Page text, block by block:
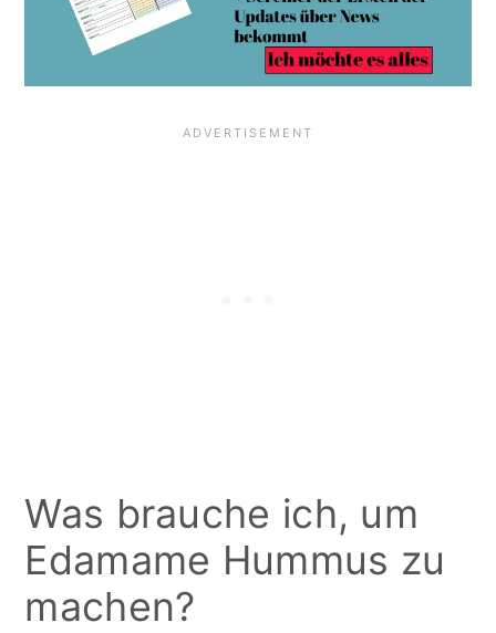
Was brauche ich, um
Edamame Hummus zu
machen?